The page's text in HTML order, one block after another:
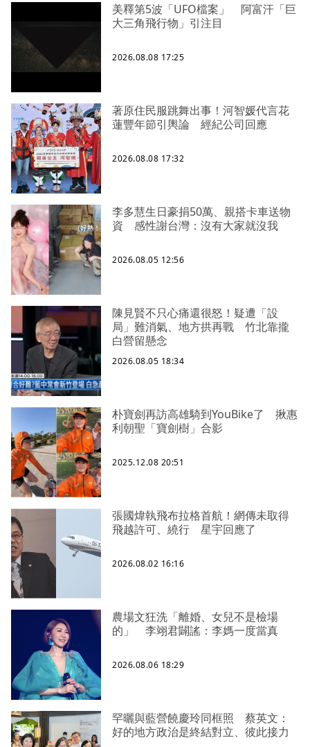
美釋第5波「UFO檔案」 阿富汗「巨
大三角飛行物」引注目
2026.08.08 17:25
著原住民服跳舞出事！河智媛代言花
蓮豐年節引輿論 經紀公司回應
2026.08.08 17:32
李多慧生日豪捐50萬、親搭卡車送物
資 感性謝台灣：沒有大家就沒我
2026.08.05 12:56
陳見賢不只心痛還很怒！疑遭「設
局」難消氣、地方拱再戰 竹北靠攏
白營留懸念
2026.08.05 18:34
朴寶劍再訪高雄騎到YouBike了 揪惠
利朝聖「寶劍樹」合影
2025.12.08 20:51
張國煒執飛布拉格首航！網傳未取得
飛越許可、繞行 星宇回應了
2026.08.02 16:16
農場文狂洗「離婚、女兒不是檢場
的」 李翊君闢謠：李媽一度當真
2026.08.06 18:29
罕曬與藍營饒慶玲同框照 蔡英文：
好的地方政治是終結對立、彼此接力